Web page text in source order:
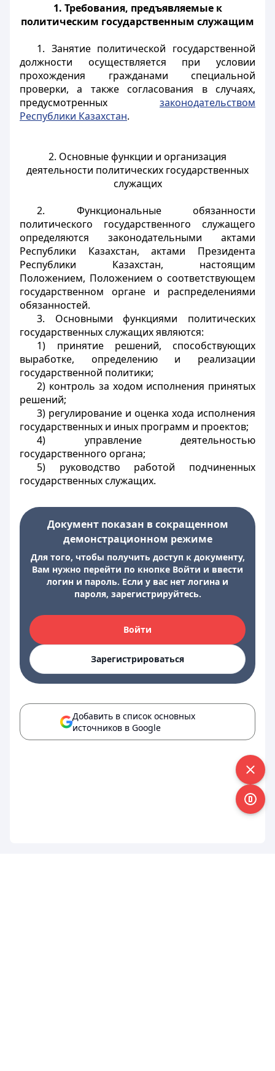
1. Требования, предъявляемые к
политическим государственным служащим
1. Занятие политической государственной
должности осуществляется при условии
прохождения гражданами специальной
проверки, а также согласования в случаях,
предусмотренных законодательством
Республики Казахстан.
2. Основные функции и организация
деятельности политических государственных
служащих
2. Функциональные обязанности
политического государственного служащего
определяются законодательными актами
Республики Казахстан, актами Президента
Республики Казахстан, настоящим
Положением, Положением о соответствующем
государственном органе и распределениями
обязанностей.
3. Основными функциями политических
государственных служащих являются:
1) принятие решений, способствующих
выработке, определению и реализации
государственной политики;
2) контроль за ходом исполнения принятых
решений;
3) регулирование и оценка хода исполнения
государственных и иных программ и проектов;
4) управление деятельностью
государственного органа;
5) руководство работой подчиненных
государственных служащих.
Документ показан в сокращенном
демонстрационном режиме
Для того, чтобы получить доступ к документу,
Вам нужно перейти по кнопке Войти и ввести
логин и пароль. Если у вас нет логина и
пароля, зарегистрируйтесь.
Войти
Зарегистрироваться
Добавить в список основных
источников в Google